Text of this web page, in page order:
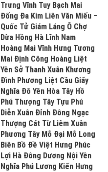
Trưng Vĩnh Tuy Bạch Mai
Đống Đa Kim Liên Văn Miếu –
Quốc Tử Giám Láng Ô Chợ
Dừa Hồng Hà Lĩnh Nam
Hoàng Mai Vĩnh Hưng Tương
Mai Định Công Hoàng Liệt
Yên Sở Thanh Xuân Khương
Đình Phương Liệt Cầu Giấy
Nghĩa Đô Yên Hòa Tây Hồ
Phú Thượng Tây Tựu Phú
Diễn Xuân Đỉnh Đông Ngạc
Thượng Cát Từ Liêm Xuân
Phương Tây Mỗ Đại Mỗ Long
Biên Bồ Đề Việt Hưng Phúc
Lợi Hà Đông Dương Nội Yên
Nghĩa Phú Lương Kiến Hưng